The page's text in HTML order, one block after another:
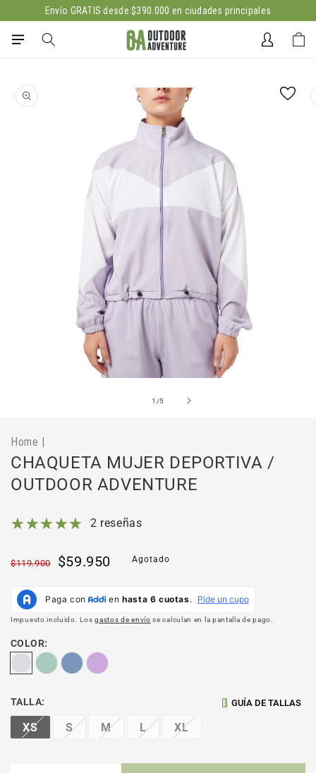
directamenteEnvío GRATIS desde $390.000 en ciudades principales
Iniciar
sesión
Carrito
directamente
a la
información
ventana
1 /de
5
Home |
CHAQUETA MUJER DEPORTIVA /
OUTDOOR ADVENTURE
2 reseñas
Precio
$119.900
Precio
oferta
$59.950 Agotado
Impuesto incluido. Losgastos de envío se calculan en la pantalla de pago.
COLOR:
TALLA: GUÍA DE TALLAS
XS S M L XL